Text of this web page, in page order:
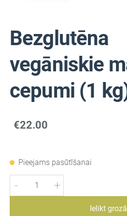
Bezglutēna
vegāniskie
cepumi (1
€22.00
Pieejams pasūtīšanai
- +
Ielikt grozā